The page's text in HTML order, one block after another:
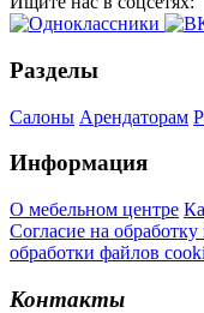
Разделы
Салоны Арендаторам
Информация
О мебельном центре
Согласие на
обработки файлов
Контакты